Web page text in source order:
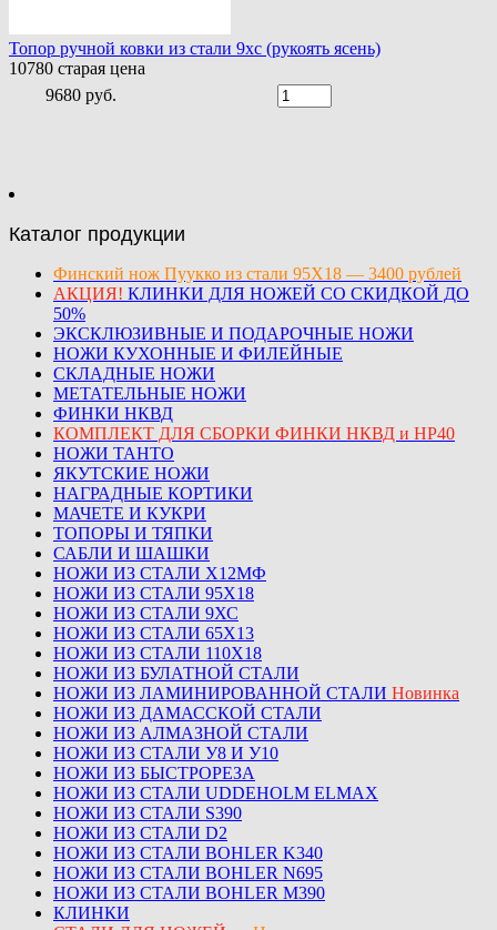
Топор ручной ковки из стали 9хс (рукоять ясень)
10780 старая цена
9680 руб.
Каталог продукции
Финский нож Пуукко из стали 95Х18 — 3400 рублей
АКЦИЯ! КЛИНКИ ДЛЯ НОЖЕЙ СО СКИДКОЙ ДО
50%
ЭКСКЛЮЗИВНЫЕ И ПОДАРОЧНЫЕ НОЖИ
НОЖИ КУХОННЫЕ И ФИЛЕЙНЫЕ
СКЛАДНЫЕ НОЖИ
МЕТАТЕЛЬНЫЕ НОЖИ
ФИНКИ НКВД
КОМПЛЕКТ ДЛЯ СБОРКИ ФИНКИ НКВД и НР40
НОЖИ ТАНТО
ЯКУТСКИЕ НОЖИ
НАГРАДНЫЕ КОРТИКИ
МАЧЕТЕ И КУКРИ
ТОПОРЫ И ТЯПКИ
САБЛИ И ШАШКИ
НОЖИ ИЗ СТАЛИ Х12МФ
НОЖИ ИЗ СТАЛИ 95Х18
НОЖИ ИЗ СТАЛИ 9ХС
НОЖИ ИЗ СТАЛИ 65Х13
НОЖИ ИЗ СТАЛИ 110Х18
НОЖИ ИЗ БУЛАТНОЙ СТАЛИ
НОЖИ ИЗ ЛАМИНИРОВАННОЙ СТАЛИ Новинка
НОЖИ ИЗ ДАМАССКОЙ СТАЛИ
НОЖИ ИЗ АЛМАЗНОЙ СТАЛИ
НОЖИ ИЗ СТАЛИ У8 И У10
НОЖИ ИЗ БЫСТРОРЕЗА
НОЖИ ИЗ СТАЛИ UDDEHOLM ELMAX
НОЖИ ИЗ СТАЛИ S390
НОЖИ ИЗ СТАЛИ D2
НОЖИ ИЗ СТАЛИ BOHLER K340
НОЖИ ИЗ СТАЛИ BOHLER N695
НОЖИ ИЗ СТАЛИ BOHLER M390
КЛИНКИ